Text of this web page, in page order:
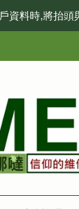
資料時,將抬